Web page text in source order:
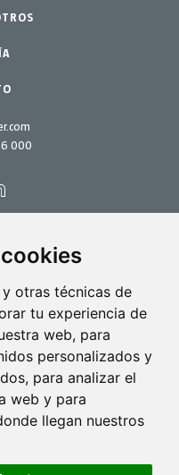
otras técnicas de
tu experiencia de
web, para
personalizados y
para analizar el
web y para
llegan nuestros
000